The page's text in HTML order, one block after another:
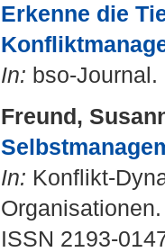
Erkenne die
In: bso-
Freund,
In: Konflikt-
ISSN 2193-